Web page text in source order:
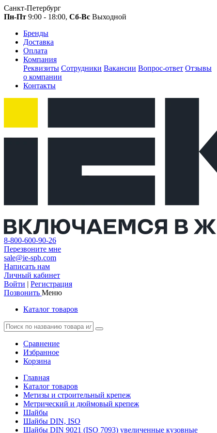
Санкт-Петербург
Пн-Пт 9:00 - 18:00, Сб-Вс Выходной
Бренды
Доставка
Оплата
Компания
Реквизиты Сотрудники Вакансии Вопрос-ответ Отзывы
о компании
Контакты
8-800-600-90-26
Перезвоните мне
sale@ie-spb.com
Написать нам
Личный кабинет
Войти | Регистрация
Позвонить Меню
Каталог товаров
Сравнение
Избранное
Корзина
Главная
Каталог товаров
Метизы и строительный крепеж
Метрический и дюймовый крепеж
Шайбы
Шайбы DIN, ISO
Шайбы DIN 9021 (ISO 7093) увеличенные кузовные